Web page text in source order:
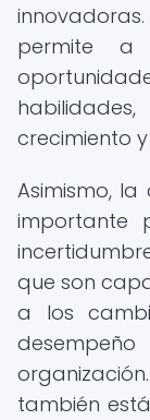
permite a
crecimiento
Asimismo,
importante
que son
a los
también